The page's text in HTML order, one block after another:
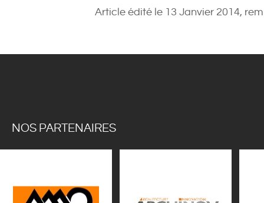
Article édité le 13 Janvier 2014,
NOS PARTENAIRES